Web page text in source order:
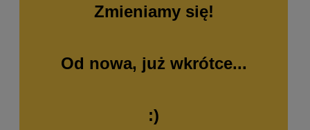
Zmieniamy się!
Od nowa, już wkrótce...
:)